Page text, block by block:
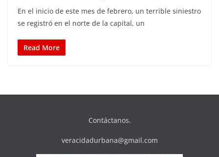
En el inicio de este mes de febrero, un terrible siniestro
se registró en el norte de la capital, un
Read More
Contáctanos.
veracidadurbana@gmail.com